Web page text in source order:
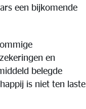
een bijkomende
en
belegde
is niet ten laste